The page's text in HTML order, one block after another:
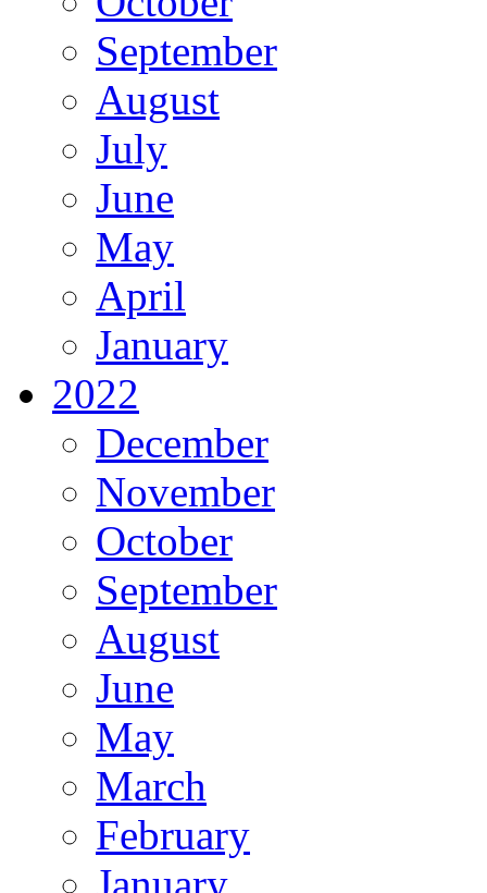
September
August
July
June
May
April
January
2022
December
November
October
September
August
June
May
March
February
January